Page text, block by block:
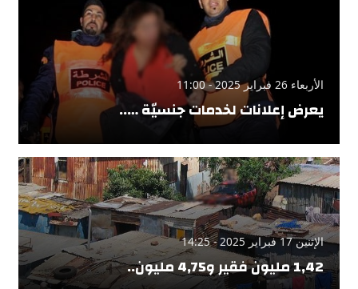
الأربعاء 26 فبراير 2025 - 11:00
يعرض إعلانات لخدمات جنسيّة …..
الإثنين 17 فبراير 2025 - 14:25
1,42 مليون فقير و4,75 مليون..